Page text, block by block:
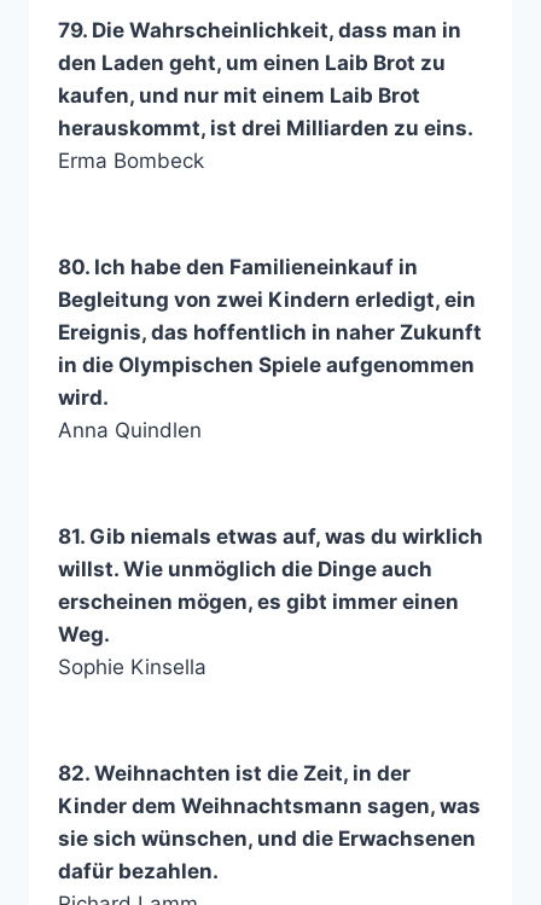
79. Die Wahrscheinlichkeit, dass man in
den Laden geht, um einen Laib Brot zu
kaufen, und nur mit einem Laib Brot
herauskommt, ist drei Milliarden zu eins.
Erma Bombeck
80. Ich habe den Familieneinkauf in
Begleitung von zwei Kindern erledigt, ein
Ereignis, das hoffentlich in naher Zukunft
in die Olympischen Spiele aufgenommen
wird.
Anna Quindlen
81. Gib niemals etwas auf, was du wirklich
willst. Wie unmöglich die Dinge auch
erscheinen mögen, es gibt immer einen
Weg.
Sophie Kinsella
82. Weihnachten ist die Zeit, in der
Kinder dem Weihnachtsmann sagen, was
sie sich wünschen, und die Erwachsenen
dafür bezahlen.